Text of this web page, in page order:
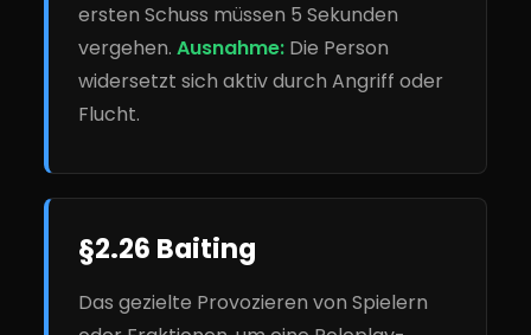
ersten Schuss müssen 5 Sekunden
vergehen.Ausnahme: Die Person
widersetzt sich aktiv durch Angriff oder
Flucht.
§2.26 Baiting
Das gezielte Provozieren von Spielern